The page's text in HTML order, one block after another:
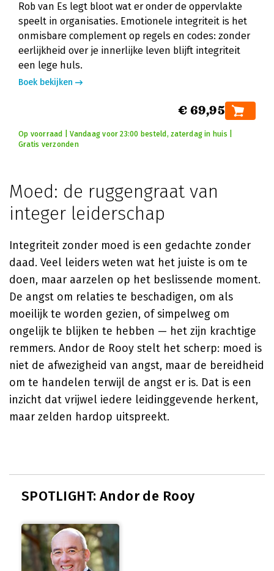
Rob van Es legt bloot wat er onder de oppervlakte
speelt in organisaties. Emotionele integriteit is het
onmisbare complement op regels en codes: zonder
eerlijkheid over je innerlijke leven blijft integriteit
een lege huls.
Boek bekijken
€ 69,95
Op voorraad | Vandaag voor 23:00 besteld, zaterdag in huis |
Gratis verzonden
Moed: de ruggengraat van
integer leiderschap
Integriteit zonder moed is een gedachte zonder
daad. Veel leiders weten wat het juiste is om te
doen, maar aarzelen op het beslissende moment.
De angst om relaties te beschadigen, om als
moeilijk te worden gezien, of simpelweg om
ongelijk te blijken te hebben — het zijn krachtige
remmers. Andor de Rooy stelt het scherp: moed is
niet de afwezigheid van angst, maar de bereidheid
om te handelen terwijl de angst er is. Dat is een
inzicht dat vrijwel iedere leidinggevende herkent,
maar zelden hardop uitspreekt.
SPOTLIGHT: Andor de Rooy